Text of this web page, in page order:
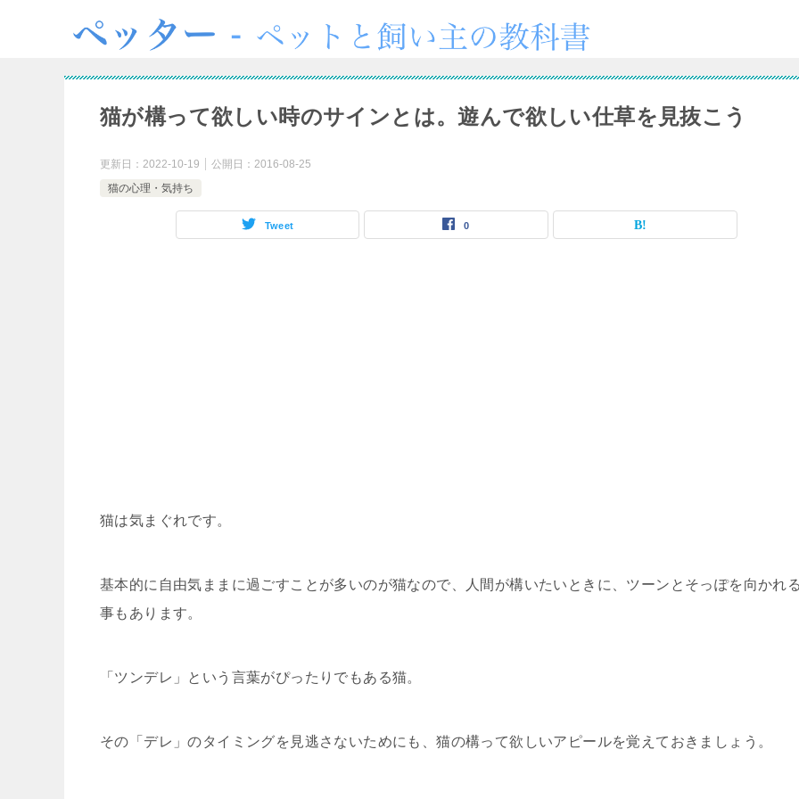
猫が構って欲しい時のサインとは。遊んで欲しい仕草を見抜こう
更新日： 2022-10-19 公開日： 2016-08-25
猫の心理・気持ち
Tweet 0
猫は気まぐれです。
基本的に自由気ままに過ごすことが多いのが猫なので、人間が構いたいときに、ツーンとそっぽを向かれ
事もあります。
「ツンデレ」という言葉がぴったりでもある猫。
その「デレ」のタイミングを見逃さないためにも、猫の構って欲しいアピールを覚えておきましょう。